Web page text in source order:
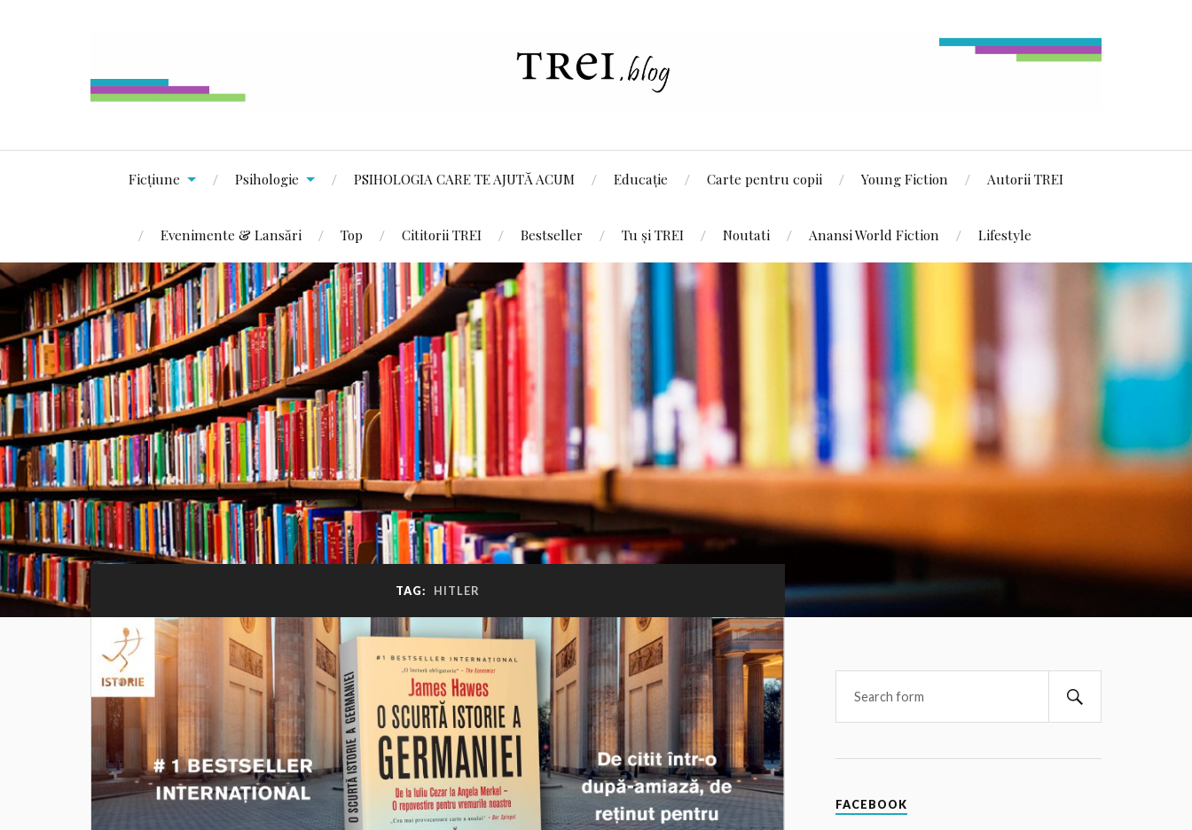
Ficțiune Psihologie PSIHOLOGIA CARE TE AJUTĂ ACUM Educație Carte pentru copii Young Fiction Autorii TREI
Evenimente & Lansări Top Cititorii TREI Bestseller Tu și TREI Noutati Anansi World Fiction Lifestyle
TAG: HITLER
FACEBOOK